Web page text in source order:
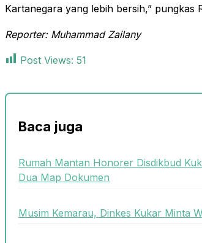
Kartanegara yang lebih bersih,” pungkas
Reporter: Muhammad Zailany
Post Views: 51
Baca juga
Rumah Mantan Honorer Disdikbud
Dua Map Dokumen
Musim Kemarau, Dinkes Kukar Minta